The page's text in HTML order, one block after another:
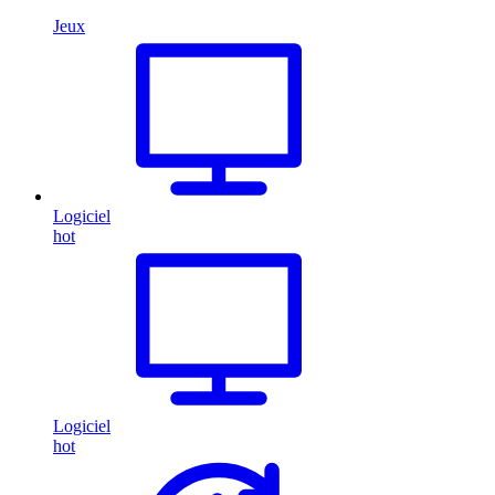
Jeux
Logiciel
hot
Logiciel
hot